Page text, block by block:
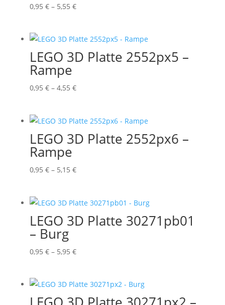
0,95 € – 5,55 €Preisspanne:
5,55 €
LEGO 3D Platte 2552px5 –
Rampe
0,95 € – 4,55 €Preisspanne:
4,55 €
LEGO 3D Platte 2552px6 –
Rampe
0,95 € – 5,15 €Preisspanne:
5,15 €
LEGO 3D Platte 30271pb01
– Burg
0,95 € – 5,95 €Preisspanne:
5,95 €